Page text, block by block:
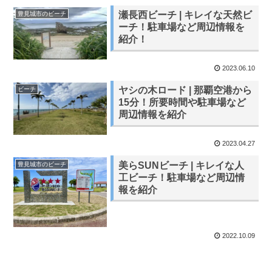
豊見城市のビーチ
瀬長西ビーチ | キレイな天然ビ
ーチ！駐車場など周辺情報を
紹介！
2023.06.10
ビーチ
ヤシの木ロード | 那覇空港から
15分！所要時間や駐車場など
周辺情報を紹介
2023.04.27
豊見城市のビーチ
美らSUNビーチ | キレイな人
工ビーチ！駐車場など周辺情
報を紹介
2022.10.09